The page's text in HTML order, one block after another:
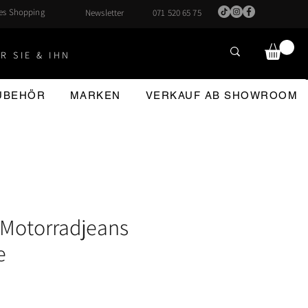
Shopping Newsletter 071 520 65 75
SIE & IHN
MARKEN VERKAUF AB SHOWROOM